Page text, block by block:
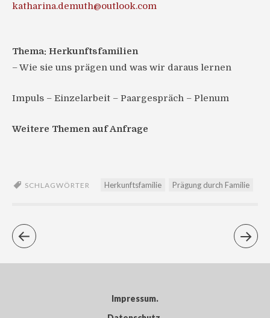
katharina.demuth@outlook.com
Thema: Herkunftsfamilien
– Wie sie uns prägen und was wir daraus lernen
Impuls – Einzelarbeit – Paargespräch – Plenum
Weitere Themen auf Anfrage
SCHLAGWÖRTER Herkunftsfamilie Prägung durch Familie
Impressum